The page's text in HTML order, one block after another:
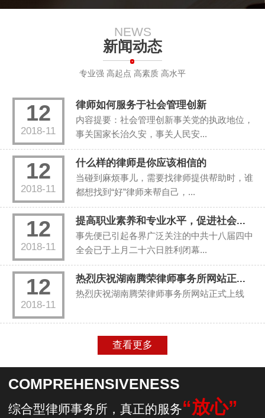
NEWS
新闻动态
专业强 高起点 高素质 高水平
12
2018-11
律师如何服务于社会管理创新
内容提要：社会管理创新事关党的执政地位，
事关国家长治久安，事关人民安...
12
2018-11
什么样的律师是你应该相信的
当碰到麻烦事儿，需要找律师提供帮助时，谁
都想找到“好”律师来帮自己，...
12
2018-11
提高职业素养和专业水平，促进社会...
事先便已引起各界广泛关注的中共十八届四中
全会已于上月二十六日胜利闭幕...
12
2018-11
热烈庆祝湖南腾荣律师事务所网站正...
热烈庆祝湖南腾荣律师事务所网站正式上线
查看更多
COMPREHENSIVENESS
综合型律师事务所，真正的服务“放心”